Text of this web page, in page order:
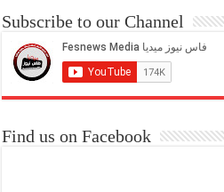
Subscribe to our Channel
Find us on Facebook